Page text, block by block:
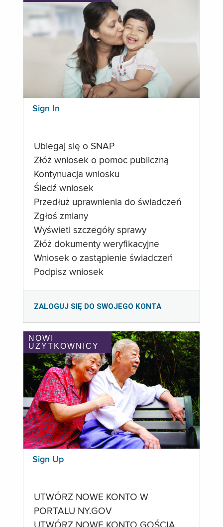
Sign In
Ubiegaj się o SNAP
Złóż wniosek o pomoc publiczną
Kontynuacja wniosku
Śledź wniosek
Przedłuż uprawnienia do świadczeń
Zgłoś zmiany
Wyświetl szczegóły sprawy
Złóż dokumenty weryfikacyjne
Wniosek o zastąpienie świadczeń
Podpisz wniosek
ZALOGUJ SIĘ DO SWOJEGO KONTA
NOWI
UŻYTKOWNICY
Sign Up
UTWÓRZ NOWE KONTO W
PORTALU NY.GOV